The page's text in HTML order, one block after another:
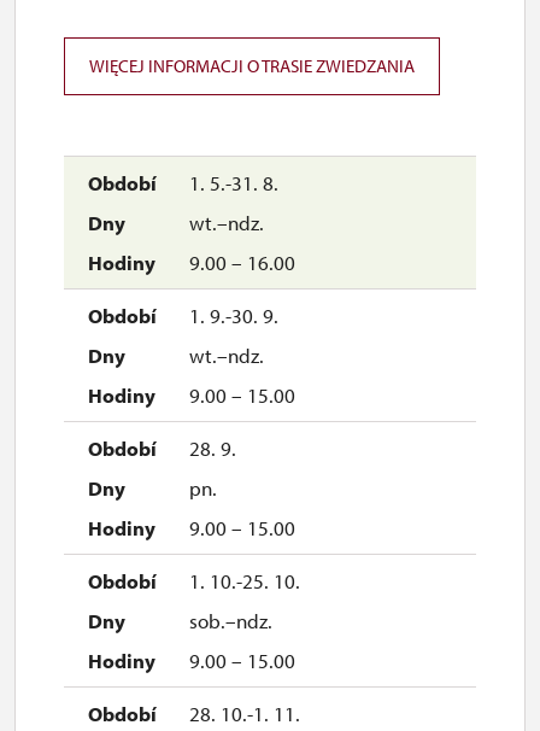
1. 5.-31. 8.
wt.–ndz.
9.00 – 16.00
1. 9.-30. 9.
wt.–ndz.
9.00 – 15.00
28. 9.
pn.
9.00 – 15.00
1. 10.-25. 10.
sob.–ndz.
9.00 – 15.00
28. 10.-1. 11.
WIĘCEJ INFORMACJI O TRASIE ZWIEDZANIA